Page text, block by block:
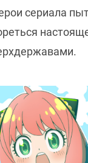
сериала